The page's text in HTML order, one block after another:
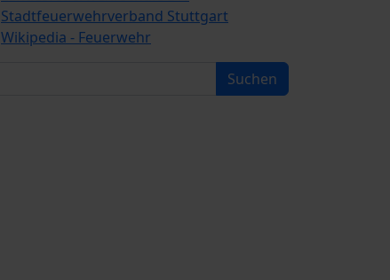
Stadtfeuerwehrverband Stuttgart
Wikipedia - Feuerwehr
Suchen